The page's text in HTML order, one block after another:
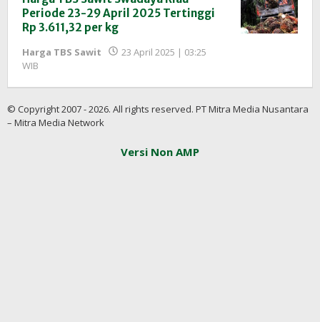
Periode 23-29 April 2025 Tertinggi
Rp 3.611,32 per kg
Harga TBS Sawit
23 April 2025 | 03:25
WIB
InfoSAWIT
© Copyright 2007 - 2026. All rights reserved. PT Mitra Media Nusantara
– Mitra Media Network
Versi Non AMP